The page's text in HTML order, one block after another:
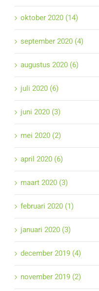
oktober 2020 (14)
september 2020 (4)
augustus 2020 (6)
juli 2020 (6)
juni 2020 (3)
mei 2020 (2)
april 2020 (6)
maart 2020 (3)
februari 2020 (1)
januari 2020 (3)
december 2019 (4)
november 2019 (2)